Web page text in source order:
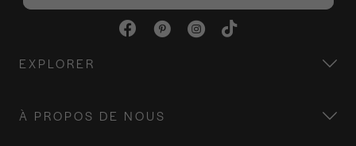
t
EXPLORER
À PROPOS DE NOUS